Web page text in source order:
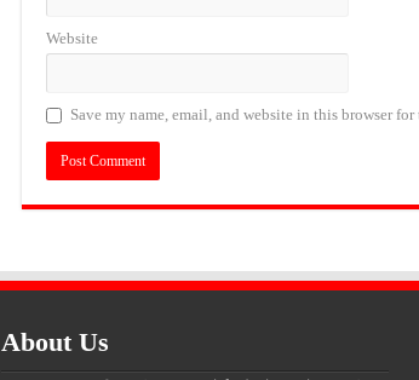
Website
Save my name, email, and website in this browser
About Us